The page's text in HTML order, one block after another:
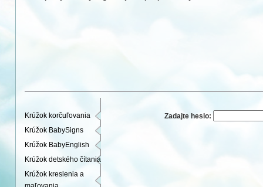
Krúžok korčuľovania
Krúžok BabySigns
Krúžok BabyEnglish
Krúžok detského čítania
Krúžok kreslenia a
Zadajte heslo: